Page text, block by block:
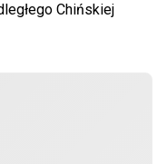
Chińskiej